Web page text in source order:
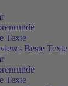
Texte
Beste Texte
Texte